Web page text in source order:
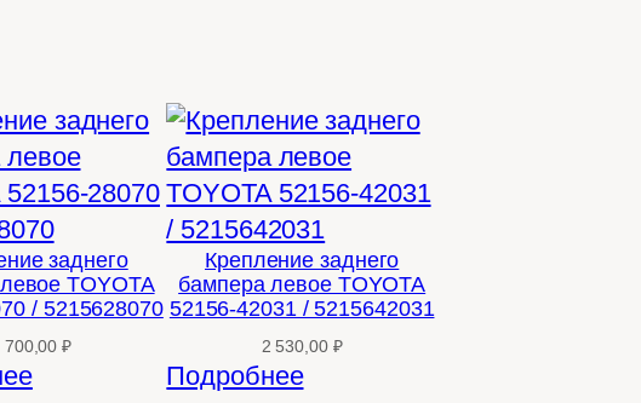
заднего
TOYOTA
/ 5215628070
700,00₽
Крепление заднего
бампера левое TOYOTA
52156-42031 / 5215642031
2 530,00 ₽
Подробнее